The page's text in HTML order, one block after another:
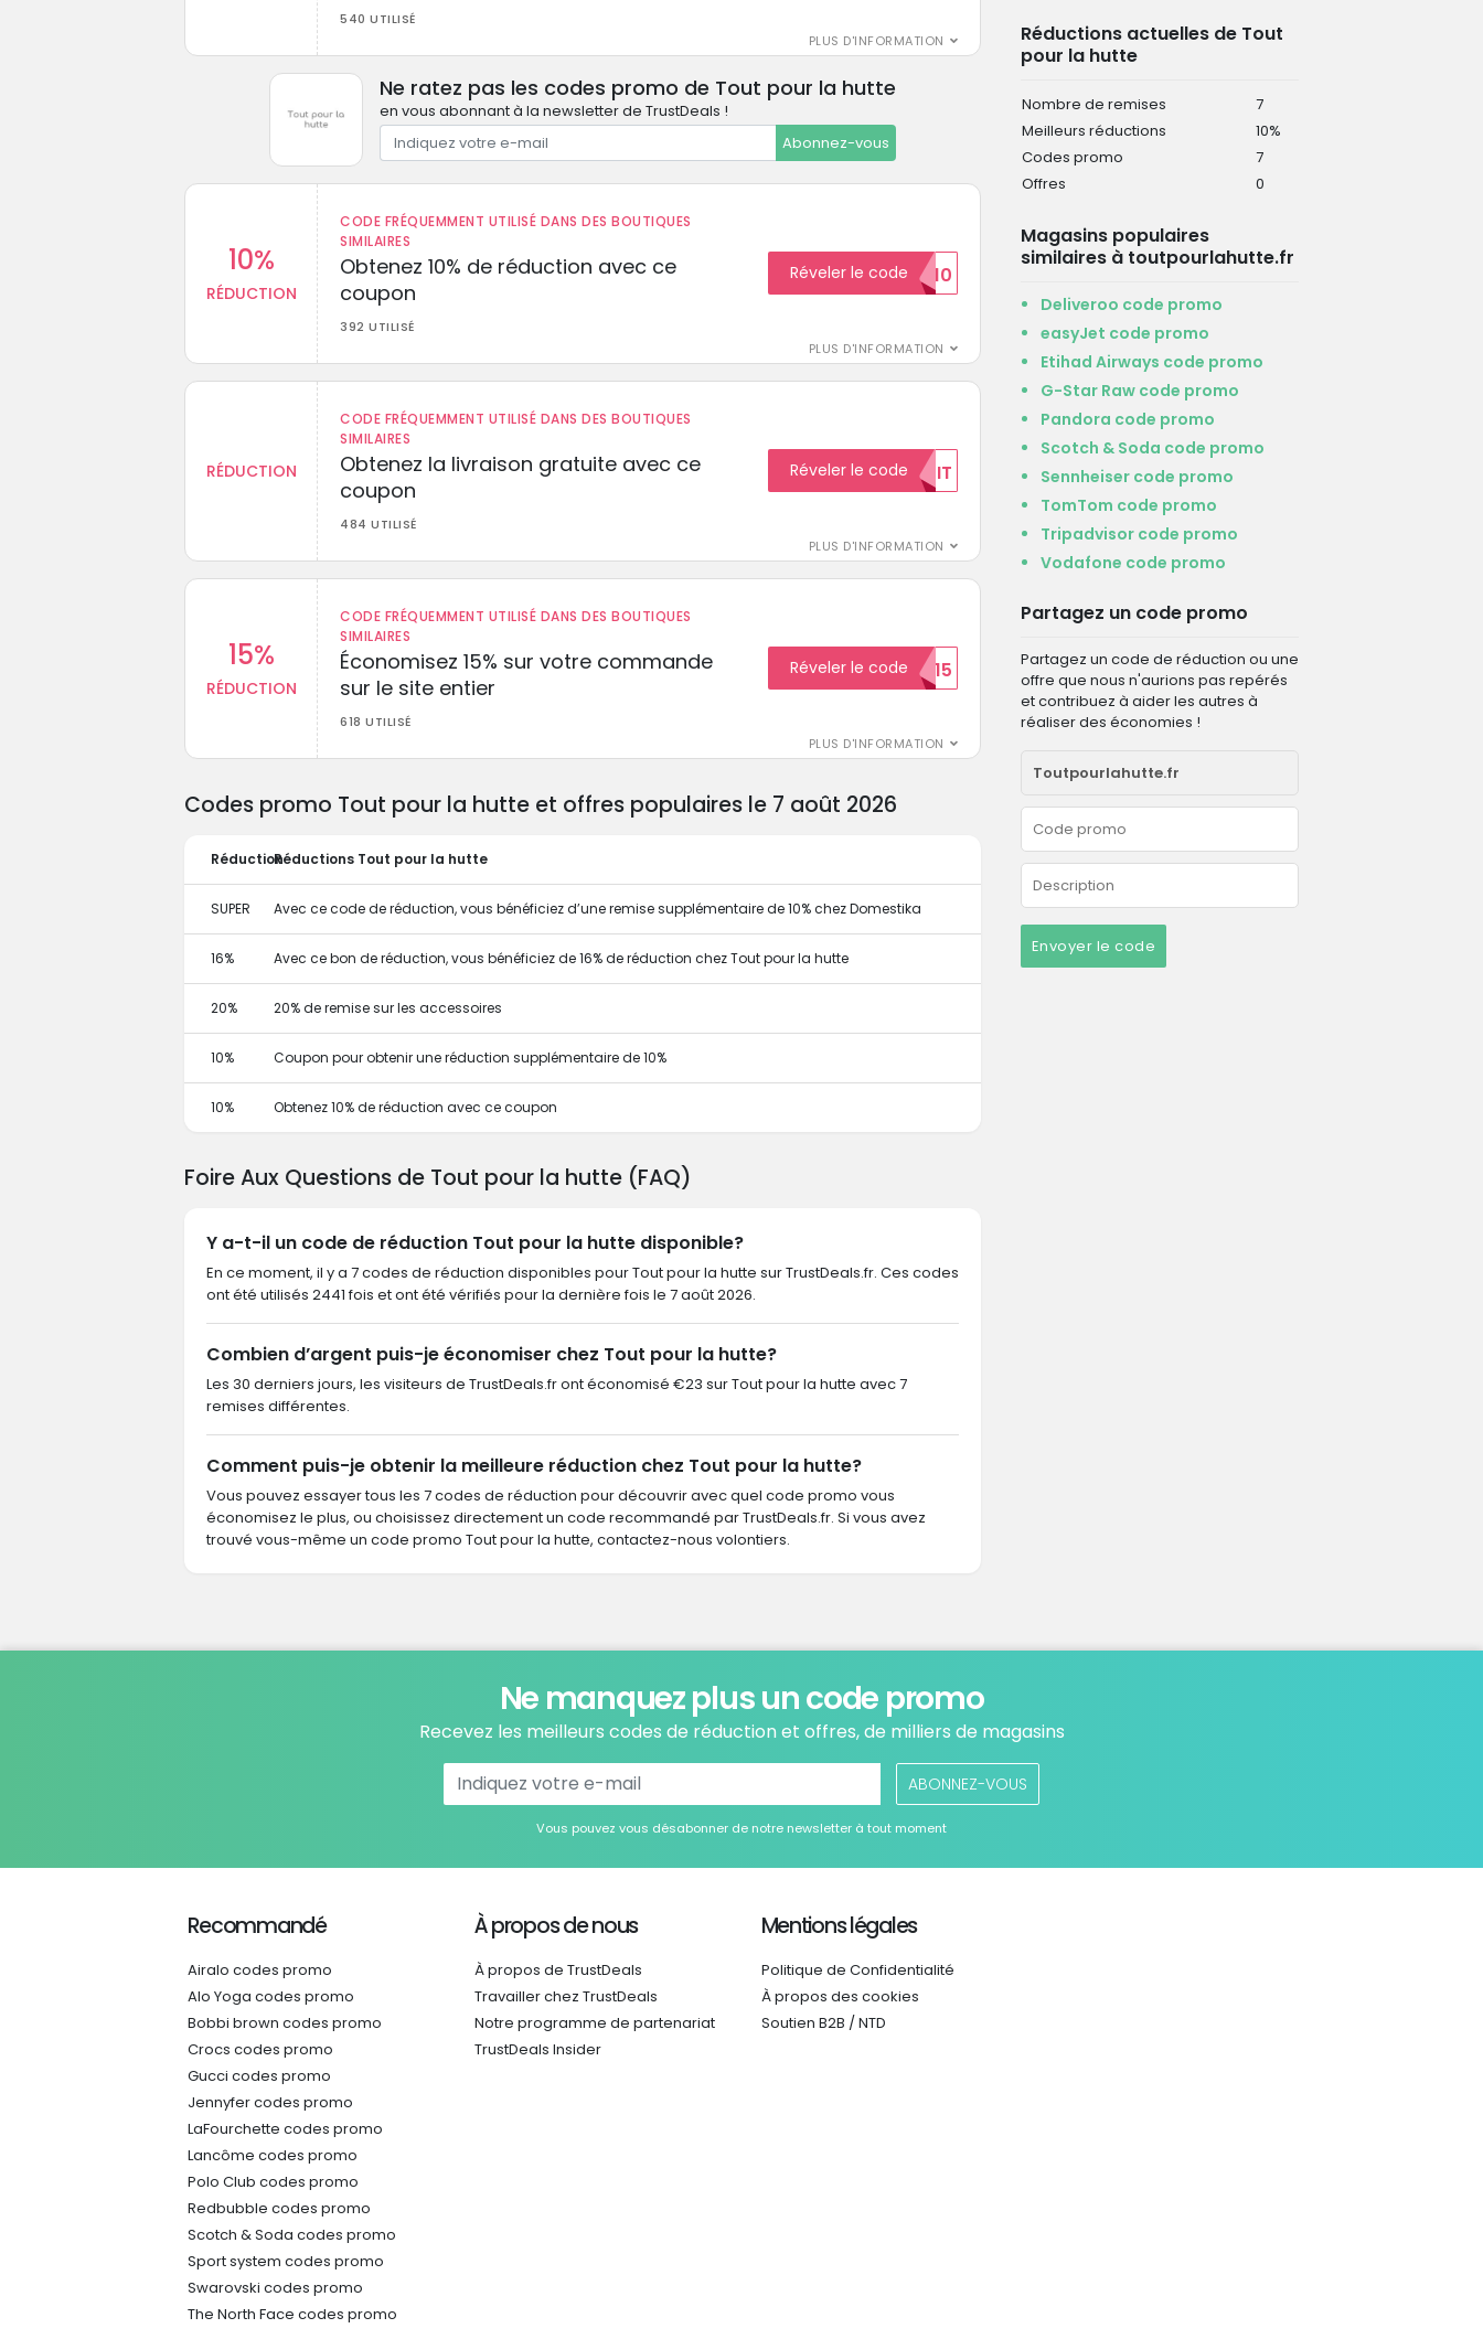
540 UTILISÉ
PLUS D'INFORMATION
Ne ratez pas les codes promo de Tout pour la hutte
en vous abonnant à la newsletter de TrustDeals !
Abonnez-vous
10%
RÉDUCTION
CODE FRÉQUEMMENT UTILISÉ DANS DES BOUTIQUES
SIMILAIRES
Obtenez 10% de réduction avec ce
coupon
392 UTILISÉ
PLUS D'INFORMATION
Réveler le code
REDUCTION10
RÉDUCTION
CODE FRÉQUEMMENT UTILISÉ DANS DES BOUTIQUES
SIMILAIRES
Obtenez la livraison gratuite avec ce
coupon
484 UTILISÉ
PLUS D'INFORMATION
Réveler le codeGRATUIT
15%
RÉDUCTION
CODE FRÉQUEMMENT UTILISÉ DANS DES BOUTIQUES
SIMILAIRES
Économisez 15% sur votre commande
sur le site entier
618 UTILISÉ
PLUS D'INFORMATION
Réveler le codeECON15
Réductions actuelles de Tout
pour la hutte
Nombre de remises
7
Meilleurs réductions
10%
Codes promo
7
Offres
0
Magasins populaires
similaires à toutpourlahutte.fr
Deliveroo code promo
easyJet code promo
Etihad Airways code promo
G-Star Raw code promo
Pandora code promo
Scotch & Soda code promo
Sennheiser code promo
TomTom code promo
Tripadvisor code promo
Vodafone code promo
Partagez un code promo
Partagez un code de réduction ou une
offre que nous n'aurions pas repérés
et contribuez à aider les autres à
réaliser des économies !
Envoyer le code
Codes promo Tout pour la hutte et offres populaires le 7 août 2026
RéductionRéductions Tout pour la hutte
SUPER Avec ce code de réduction, vous bénéficiez d’une remise supplémentaire de 10% chez Domestika
16% Avec ce bon de réduction, vous bénéficiez de 16% de réduction chez Tout pour la hutte
20% 20% de remise sur les accessoires
10% Coupon pour obtenir une réduction supplémentaire de 10%
10% Obtenez 10% de réduction avec ce coupon
Foire Aux Questions de Tout pour la hutte (FAQ)
Y a-t-il un code de réduction Tout pour la hutte disponible?
En ce moment, il y a 7 codes de réduction disponibles pour Tout pour la hutte sur TrustDeals.fr. Ces codes
ont été utilisés 2441 fois et ont été vérifiés pour la dernière fois le 7 août 2026.
Combien d’argent puis-je économiser chez Tout pour la hutte?
Les 30 derniers jours, les visiteurs de TrustDeals.fr ont économisé €23 sur Tout pour la hutte avec 7
remises différentes.
Comment puis-je obtenir la meilleure réduction chez Tout pour la hutte?
Vous pouvez essayer tous les 7 codes de réduction pour découvrir avec quel code promo vous
économisez le plus, ou choisissez directement un code recommandé par TrustDeals.fr. Si vous avez
trouvé vous-même un code promo Tout pour la hutte, contactez-nous volontiers.
Ne manquez plus un code promo
Recevez les meilleurs codes de réduction et offres, de milliers de magasins
ABONNEZ-VOUS
Vous pouvez vous désabonner de notre newsletter à tout moment
Recommandé
Airalo codes promo
Alo Yoga codes promo
Bobbi brown codes promo
Crocs codes promo
Gucci codes promo
Jennyfer codes promo
LaFourchette codes promo
Lancôme codes promo
Polo Club codes promo
Redbubble codes promo
Scotch & Soda codes promo
Sport system codes promo
Swarovski codes promo
The North Face codes promo
À propos de nous
À propos de TrustDeals
Travailler chez TrustDeals
Notre programme de partenariat
TrustDeals Insider
Mentions légales
Politique de Confidentialité
À propos des cookies
Soutien B2B / NTD